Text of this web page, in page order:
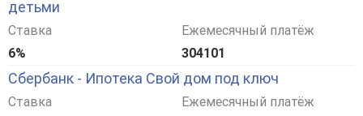
детьми
Ставка
6%
Ежемесячный платёж
304101
Сбербанк - Ипотека Свой дом под ключ
Ставка
Ежемесячный платёж